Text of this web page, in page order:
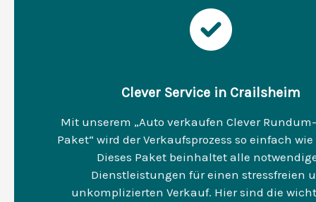
Clever Service in Crailsheim
Mit unserem „Auto verkaufen Clever
Paket“ wird der Verkaufsprozess so einfach
Dieses Paket beinhaltet alle
Dienstleistungen für einen stressfreien
unkomplizierten Verkauf. Hier sind die